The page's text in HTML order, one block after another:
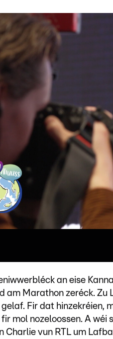
an eise
am Marathon zeréck. Zu
Fir dat hinzekréien,
mol nozeloossen. A
Charlie vun RTL um